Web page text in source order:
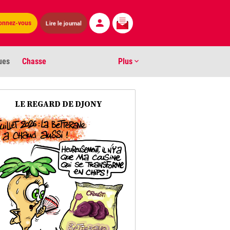
vous Lire le journal
Chasse Plus
numéros
LE REGARD DE DJONY